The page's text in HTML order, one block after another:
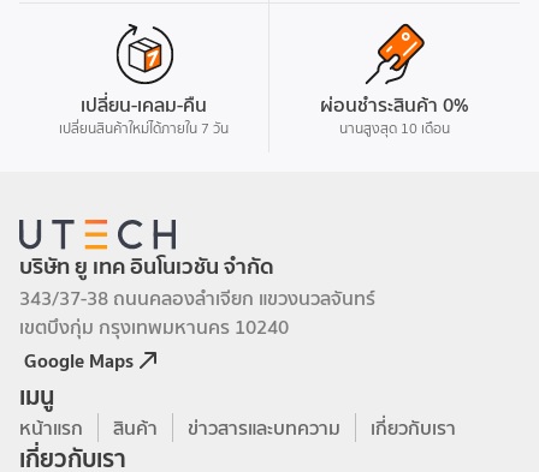
จับอัตราการเต้นของหัวใจ
ระหว่างออกกำลังกายเสียงที่
ปรับตามสภาพแวดล้อมและ
โหมดฟังเสียงภายนอกระบบ
เสียงตามตำแหน่งสำหรับคุณ
เมื่อเปิดใช้งานการตัดเสียง
รบกวนแบบแอ็คทีฟกันน้ำ
(IP57)
เปลี่ยน-เคลม-คืน
เปลี่ยนสินค้าใหม่ได้ภายใน 7 วัน
ผ่อนชำระสินค้า 0%
นานสูงสุด 10 เดือน
บริษัท ยู เทค อินโนเวชัน จำกัด
343/37-38 ถนนคลองลำเจียก แขวงนวลจันทร์
เขตบึงกุ่ม กรุงเทพมหานคร 10240
Google Maps
เมนู
หน้าแรก สินค้า ข่าวสารและบทความ เกี่ยวกับเรา
เกี่ยวกับเรา